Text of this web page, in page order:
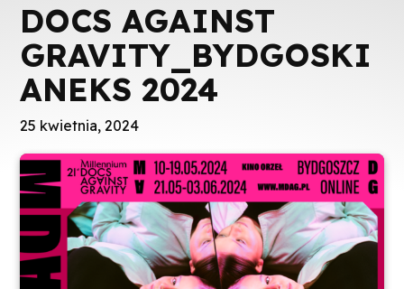
DOCS AGAINST
GRAVITY_BYDGOSKI
ANEKS 2024
25 kwietnia, 2024